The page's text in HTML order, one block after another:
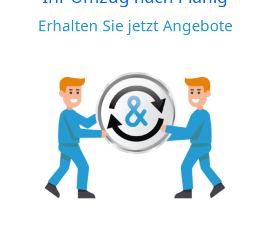
Erhalten Sie jetzt Angebote